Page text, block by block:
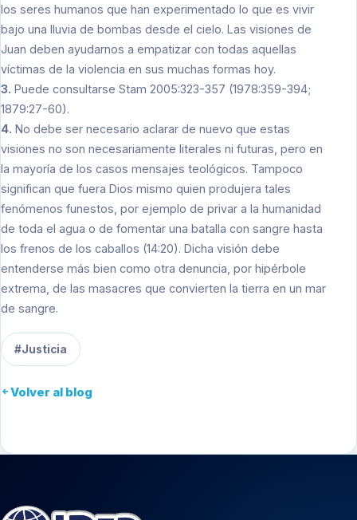
los seres humanos que han experimentado lo que es vivir
bajo una lluvia de bombas desde el cielo. Las visiones de
Juan deben ayudarnos a empatizar con todas aquellas
víctimas de la violencia en sus muchas formas hoy.
3. Puede consultarse Stam 2005:323-357 (1978:359-394;
1879:27-60).
4. No debe ser necesario aclarar de nuevo que estas
visiones no son necesariamente literales ni futuras, pero en
la mayoría de los casos mensajes teológicos. Tampoco
significan que fuera Dios mismo quien produjera tales
fenómenos funestos, por ejemplo de privar a la humanidad
de toda el agua o de fomentar una batalla con sangre hasta
los frenos de los caballos (14:20). Dicha visión debe
entenderse más bien como otra denuncia, por hipérbole
extrema, de las masacres que convierten la tierra en un mar
de sangre.
#Justicia
Volver al blog